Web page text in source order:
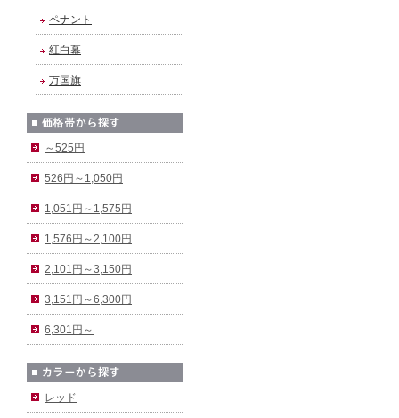
ペナント
紅白幕
万国旗
～525円
526円～1,050円
1,051円～1,575円
1,576円～2,100円
2,101円～3,150円
3,151円～6,300円
6,301円～
レッド